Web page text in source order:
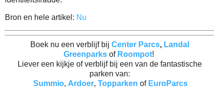
Bron en hele artikel: Nu
Boek nu een verblijf bij Center Parcs, Landal
Greenparksof Roompot!
Liever een kijkje of verblijf bij een van de fantastische
parken van:
Summio, Ardoer, Topparken of EuroParcs